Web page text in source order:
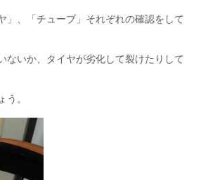
」、「チューブ」それぞれの確認をして
ないか、タイヤが劣化して裂けたりして
。